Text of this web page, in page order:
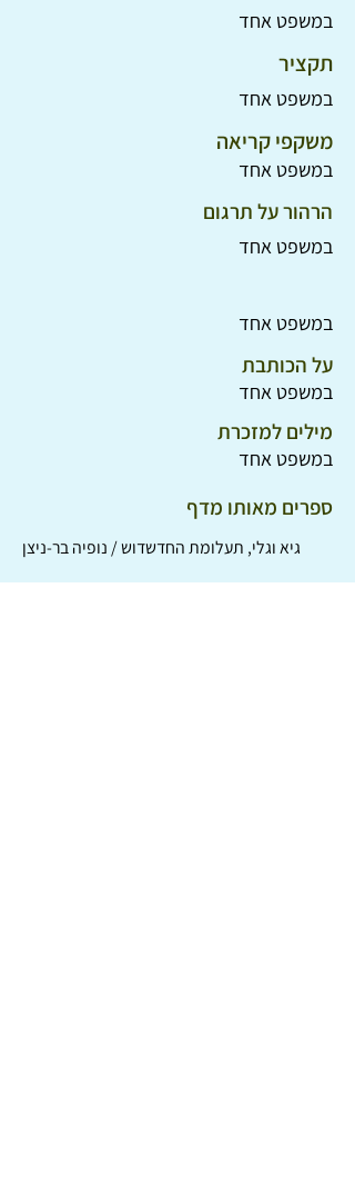
במשפט אחד
תקציר
במשפט אחד
משקפי קריאה
במשפט אחד
הרהור על תרגום
במשפט אחד
במשפט אחד
על הכותבת
במשפט אחד
מילים למזכרת
במשפט אחד
ספרים מאותו מדף
גיא וגלי, תעלומת החדשדוש / נופיה בר-ניצן